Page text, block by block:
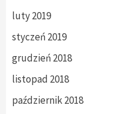
luty 2019
styczeń 2019
grudzień 2018
listopad 2018
październik 2018